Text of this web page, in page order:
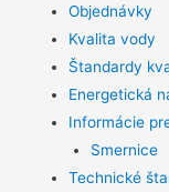
Objednávky
Kvalita vody
Štandardy
Energetická
Informácie
Smernice
Technické